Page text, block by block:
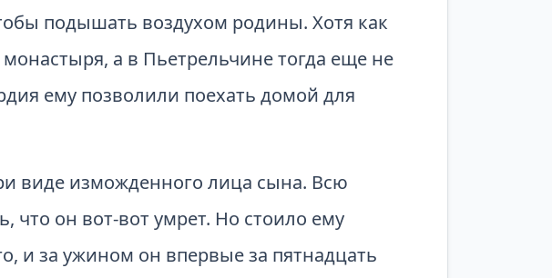
подышать воздухом родины. Хотя как
а в Пьетрельчине тогда еще не
ему позволили поехать домой для
виде изможденного лица сына. Всю
что он вот-вот умрет. Но стоило ему
и за ужином он впервые за пятнадцать